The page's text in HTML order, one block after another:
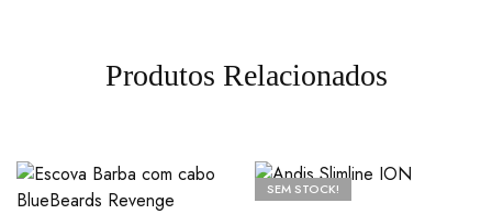
Produtos Relacionados
SEM STOCK!